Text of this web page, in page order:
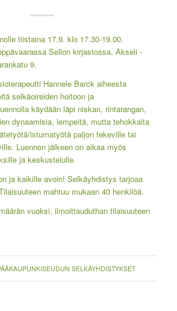
tiistaina 17.9. klo 17.30-19.00.
Sellon kirjastossa, Akseli -
9.
Hannele Barck aiheesta
selkäoireiden hoitoon ja
käydään läpi niskan, rintarangan,
dynaamisia, lempeitä, mutta tehokkaita
istumatyötä paljon tekeville tai
Luennon jälkeen on aikaa myös
ja keskustelulle.
ja kaikille avoin! Selkäyhdistys tarjoaa
mahtuu mukaan 40 henkilöä.
vuoksi, ilmoittauduthan tilaisuuteen
SELKÄYHDISTYKSET